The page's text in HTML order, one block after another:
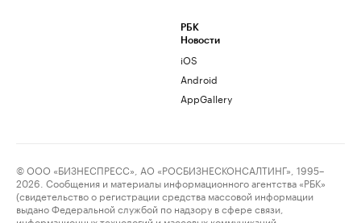
РБК
Новости
iOS
Android
AppGallery
© ООО «БИЗНЕСПРЕСС», АО «РОСБИЗНЕСКОНСАЛТИНГ», 1995–
2026. Сообщения и материалы информационного агентства «РБК»
(свидетельство о регистрации средства массовой информации
выдано Федеральной службой по надзору в сфере связи,